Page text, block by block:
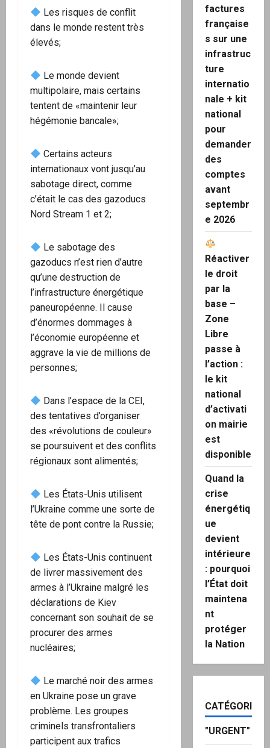
Les risques de conflit
dans le monde restent très
élevés;
Le monde devient
multipolaire, mais certains
tentent de «maintenir leur
hégémonie bancale»;
Certains acteurs
internationaux vont jusqu’au
sabotage direct, comme
c’était le cas des gazoducs
Nord Stream 1 et 2;
Le sabotage des
gazoducs n’est rien d’autre
qu’une destruction de
l’infrastructure énergétique
paneuropéenne. Il cause
d’énormes dommages à
l’économie européenne et
aggrave la vie de millions de
personnes;
Dans l’espace de la CEI,
des tentatives d’organiser
des «révolutions de couleur»
se poursuivent et des conflits
régionaux sont alimentés;
Les États-Unis utilisent
l’Ukraine comme une sorte de
tête de pont contre la Russie;
Les États-Unis continuent
de livrer massivement des
armes à l’Ukraine malgré les
déclarations de Kiev
concernant son souhait de se
procurer des armes
nucléaires;
Le marché noir des armes
en Ukraine pose un grave
problème. Les groupes
criminels transfrontaliers
participent aux trafics
factures
française
s sur une
infrastruc
ture
internatio
nale + kit
national
pour
demander
des
comptes
avant
septembr
e 2026
Réactiver
le droit
par la
base –
Zone
Libre
passe à
l’action :
le kit
national
d’activati
on mairie
est
disponible
Quand la
crise
énergétiq
ue
devient
intérieure
: pourquoi
l’État doit
maintena
nt
protéger
la Nation
CATÉGORIES
"URGENT"